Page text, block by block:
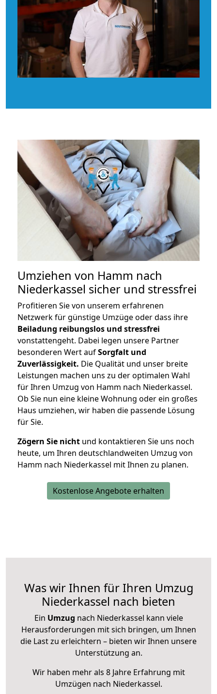
Umziehen von Hamm nach
Niederkassel sicher und stressfrei
Profitieren Sie von unserem erfahrenen
Netzwerk für günstige Umzüge oder dass ihre
Beiladung reibungslos und stressfrei
vonstattengeht. Dabei legen unsere Partner
besonderen Wert aufSorgfalt und
Zuverlässigkeit. Die Qualität und unser breite
Leistungen machen uns zu der optimalen Wahl
für Ihren Umzug von Hamm nach Niederkassel.
Ob Sie nun eine kleine Wohnung oder ein großes
Haus umziehen, wir haben die passende Lösung
für Sie.
Zögern Sie nicht und kontaktieren Sie uns noch
heute, um Ihren deutschlandweiten Umzug von
Hamm nach Niederkassel mit Ihnen zu planen.
Kostenlose Angebote erhalten
Was wir Ihnen für Ihren Umzug
Niederkassel nach bieten
Ein Umzug nach Niederkassel kann viele
Herausforderungen mit sich bringen, um Ihnen
die Last zu erleichtern – bieten wir Ihnen unsere
Unterstützung an.
Wir haben mehr als 8 Jahre Erfahrung mit
Umzügen nach Niederkassel.